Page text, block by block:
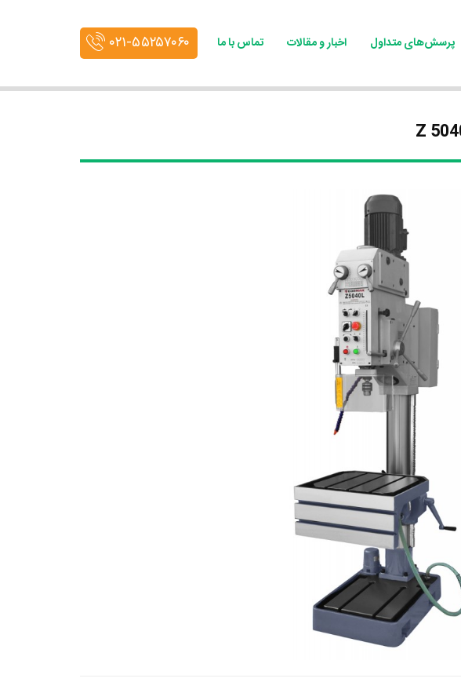
پرسش‌های متداول اخبار و مقالات تماس با ما ۰۲۱-۵۵۲۵۷۰۶۰